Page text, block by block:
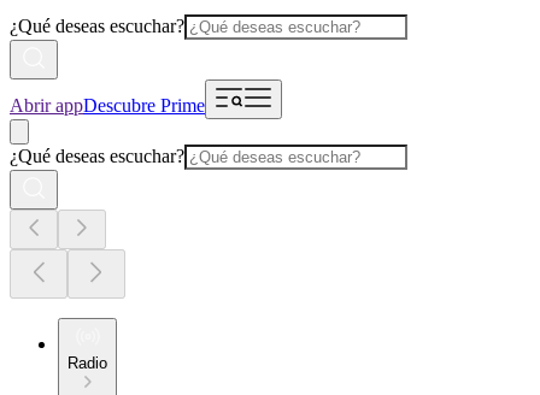
¿Qué deseas escuchar?
Abrir appDescubre Prime
¿Qué deseas escuchar?
Radio